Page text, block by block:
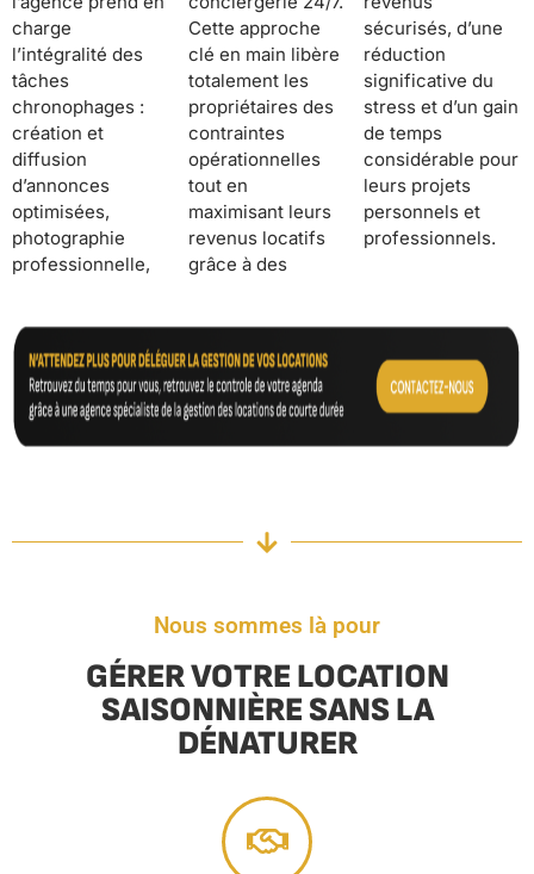
charge
l’intégralité des
tâches
chronophages :
création et
diffusion
d’annonces
optimisées,
photographie
professionnelle,
Cette approche
clé en main libère
totalement les
propriétaires des
contraintes
opérationnelles
tout en
maximisant leurs
revenus locatifs
grâce à des
sécurisés, d’une
réduction
significative du
stress et d’un gain
de temps
considérable pour
leurs projets
personnels et
professionnels.
Nous sommes là pour
GÉRER VOTRE LOCATION
SAISONNIÈRE SANS LA
DÉNATURER